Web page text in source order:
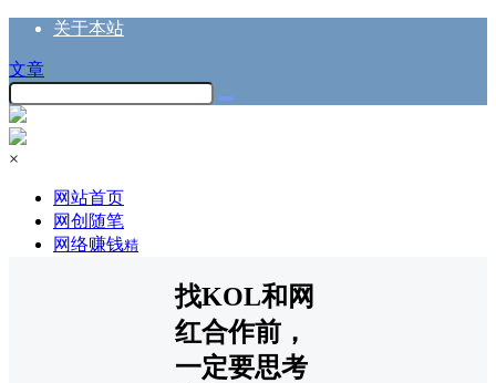
关于本站
文章
×
网站首页
网创随笔
网络赚钱精
找KOL和网
红合作前，
一定要思考